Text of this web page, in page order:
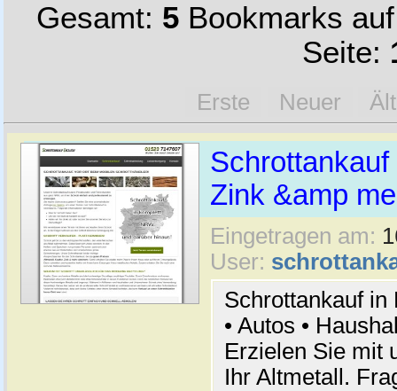
Gesamt: 5Bookmarks
Seite:
Erste Neuer
Schrottankauf
Zink &amp
Eingetragen am:
User:
Schrottankauf in
• Autos •
Erzielen Sie mit
Ihr Altmetall.